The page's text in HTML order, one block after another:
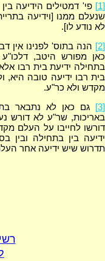
[1]
פי' דמטילים הידיעה
שנעלם ממנו [וידיעה
לא נודע לו].
[2]
הנה בתוס' לפנינו אין
כאן מפורש היטב,
בתחילה ידיעת בית רבו
בית רבו ידיעה טובה היא,
מקדש ולא כר"ע.
[3]
גם כאן לא נתבאר
באריכות, שר"ע לא דורש
דורשו לחייבו על העלם
ידיעה בין בתחילה ובין
תדרוש שיש ידיעה אחר